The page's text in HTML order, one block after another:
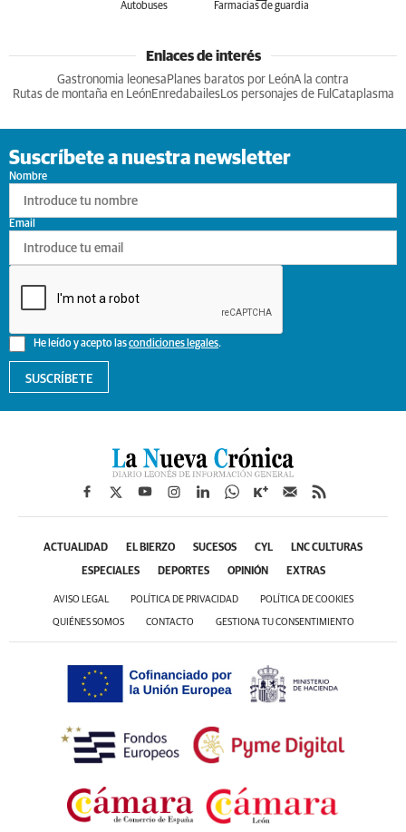
Autobuses Farmacias de guardia
Enlaces de interés
Gastronomia leonesa Planes baratos por LeónA la contra
Rutas de montaña en LeónEnredabailesLos personajes de Ful Cataplasma
Suscríbete a nuestra newsletter
Nombre
He leído y acepto lascondiciones legales.
Email
SUSCRÍBETE
ACTUALIDAD EL BIERZO SUCESOS CYL LNC CULTURAS
ESPECIALES DEPORTES OPINIÓN EXTRAS
AVISO LEGAL POLÍTICA DE PRIVACIDAD POLÍTICA DE COOKIES
QUIÉNES SOMOS CONTACTO GESTIONA TU CONSENTIMIENTO